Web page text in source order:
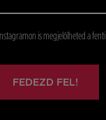
is megjelölheted a
FEDEZD FEL!